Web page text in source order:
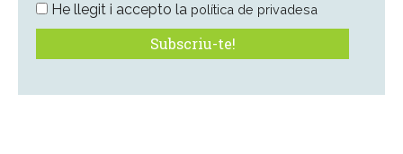
He llegit i accepto la política de privadesa